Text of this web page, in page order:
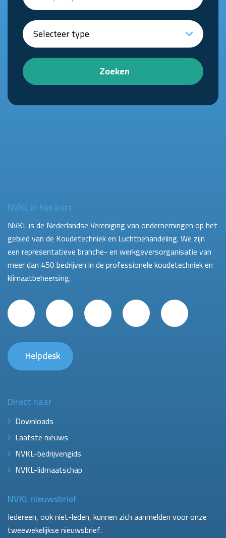
Zoeken
NVKL in het kort
NVKL is de Nederlandse Vereniging van ondernemingen op het
gebied van de Koudetechniek en Luchtbehandeling. We zijn
een representatieve branche- en werkgeversorganisatie van
meer dan 450 bedrijven in de professionele koudetechniek en
klimaatbeheersing.
Helpdesk
Direct naar
Downloads
Laatste nieuws
NVKL-bedrijvengids
NVKL-lidmaatschap
NVKL nieuwsbrief
Iedereen, ook niet-leden, kunnen zich aanmelden voor onze
tweewekelijkse nieuwsbrief.